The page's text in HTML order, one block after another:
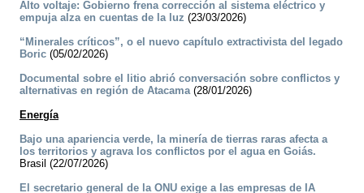
Alto voltaje: Gobierno frena corrección al sistema eléctrico y
empuja alza en cuentas de la luz (23/03/2026)
“Minerales críticos”, o el nuevo capítulo extractivista del legado
Boric (05/02/2026)
Documental sobre el litio abrió conversación sobre conflictos y
alternativas en región de Atacama(28/01/2026)
Energía
Bajo una apariencia verde, la minería de tierras raras afecta a
los territorios y agrava los conflictos por el agua en Goiás.
Brasil (22/07/2026)
El secretario general de la ONU exige a las empresas de IA